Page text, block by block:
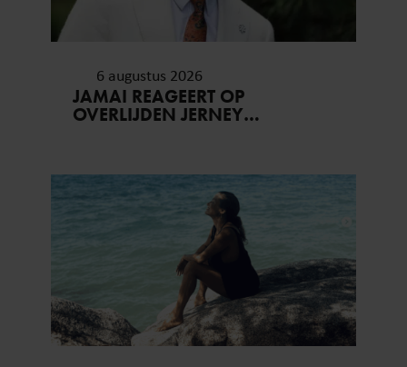
6 augustus 2026
JAMAI REAGEERT OP
OVERLIJDEN JERNEY